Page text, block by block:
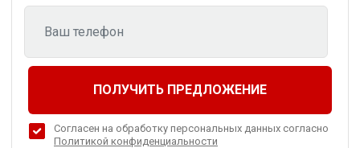
ПОЛУЧИТЬ ПРЕДЛОЖЕНИЕ
Согласен на обработку персональных данных согласно
Политикой конфиденциальности